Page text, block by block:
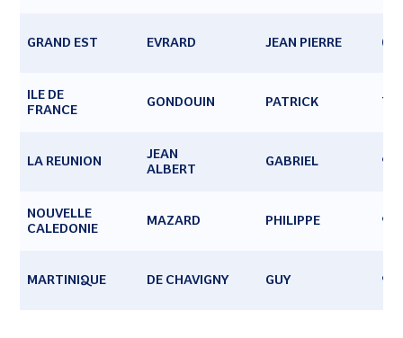
GRAND EST EVRARD JEAN PIERRE
ILE DE
FRANCE
GONDOUIN PATRICK
LA REUNION
JEAN
ALBERT
GABRIEL
NOUVELLE
CALEDONIE
MAZARD PHILIPPE
MARTINIQUE DE CHAVIGNY GUY